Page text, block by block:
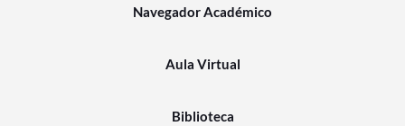
Navegador Académico
Aula Virtual
Biblioteca